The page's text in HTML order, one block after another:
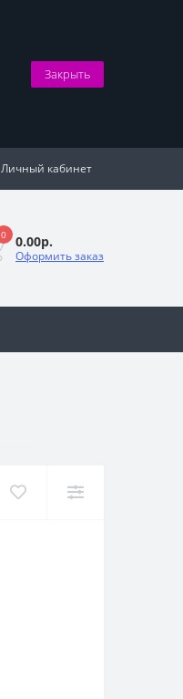
Закрыть
Личный кабинет
0 0.00р.
Оформить заказ